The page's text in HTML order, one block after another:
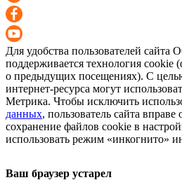
Для удобства пользователей сайта
поддерживается технология cookie
о предыдущих посещениях). С
интернет-ресурса могут
Метрика. Чтобы исключить
данных, пользователь сайта вправе
сохранение файлов cookie в
использовать режим «инкогнито»
Ваш браузер устарел